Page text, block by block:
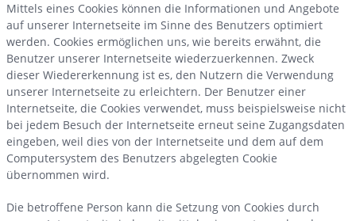
Mittels eines Cookies können die Informationen und Angebote
auf unserer Internetseite im Sinne des Benutzers optimiert
werden. Cookies ermöglichen uns, wie bereits erwähnt, die
Benutzer unserer Internetseite wiederzuerkennen. Zweck
dieser Wiedererkennung ist es, den Nutzern die Verwendung
unserer Internetseite zu erleichtern. Der Benutzer einer
Internetseite, die Cookies verwendet, muss beispielsweise nicht
bei jedem Besuch der Internetseite erneut seine Zugangsdaten
eingeben, weil dies von der Internetseite und dem auf dem
Computersystem des Benutzers abgelegten Cookie
übernommen wird.
Die betroffene Person kann die Setzung von Cookies durch